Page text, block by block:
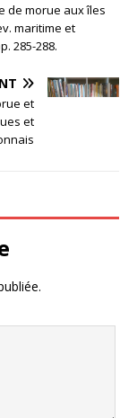
de morue aux îles
maritime et
285-288.
et
et